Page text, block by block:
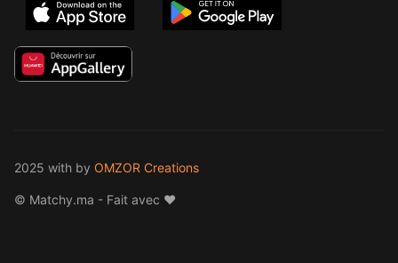
2025 with by OMZOR Creations
© Matchy.ma - Fait avec ❤️